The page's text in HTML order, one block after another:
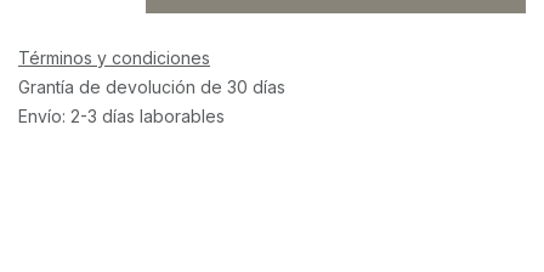
Términos y condiciones
Grantía de devolución de 30 días
Envío: 2-3 días laborables